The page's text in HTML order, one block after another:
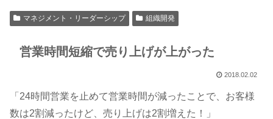
マネジメント・リーダーシップ 組織開発
営業時間短縮で売り上げが上がった
2018.02.02
「24時間営業を止めて営業時間が減ったことで、お客様
数は2割減ったけど、売り上げは2割増えた！」